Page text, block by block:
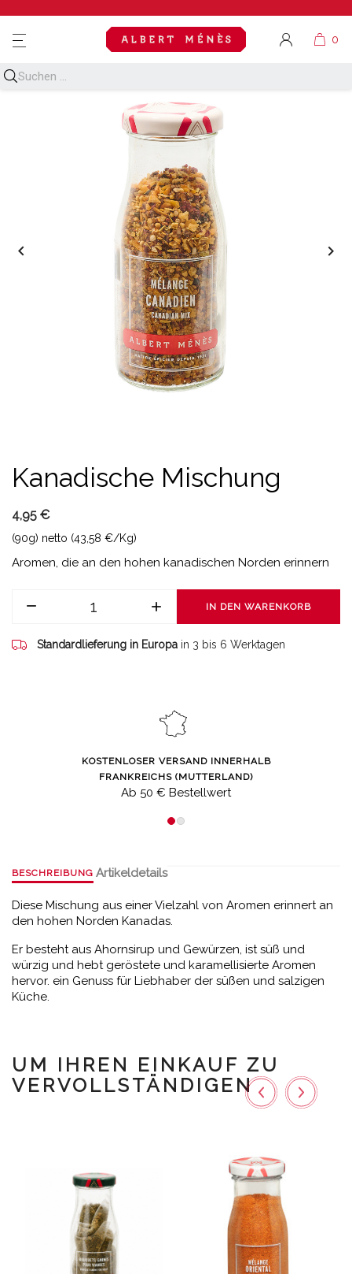
MENU
 
Kanadische Mischung
4,95 €
(90g) netto (43,58 €/Kg)
Aromen, die an den hohen kanadischen Norden erinnern
IN DEN WARENKORB
Standardlieferung in Europa in 3 bis 6 Werktagen
KOSTENLOSER VERSAND INNERHALB
FRANKREICHS (MUTTERLAND)
Ab 50 € Bestellwert
BESCHREIBUNG Artikeldetails
Diese Mischung aus einer Vielzahl von Aromen erinnert an
den hohen Norden Kanadas.
Er besteht aus Ahornsirup und Gewürzen, ist süß und
würzig und hebt geröstete und karamellisierte Aromen
hervor. ein Genuss für Liebhaber der süßen und salzigen
Küche.
UM IHREN EINKAUF ZU
VERVOLLSTÄNDIGEN